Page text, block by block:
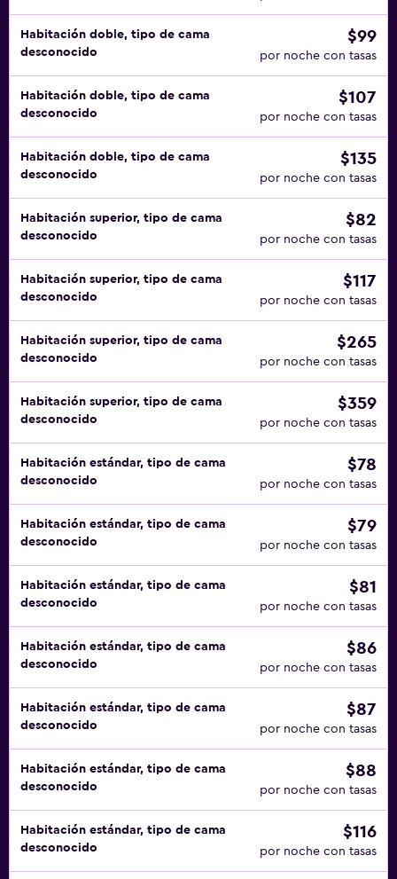
Habitación doble, tipo de cama
desconocido
$99
por noche con tasas
Habitación doble, tipo de cama
desconocido
$107
por noche con tasas
Habitación doble, tipo de cama
desconocido
$135
por noche con tasas
Habitación superior, tipo de cama
desconocido
$82
por noche con tasas
Habitación superior, tipo de cama
desconocido
$117
por noche con tasas
Habitación superior, tipo de cama
desconocido
$265
por noche con tasas
Habitación superior, tipo de cama
desconocido
$359
por noche con tasas
Habitación estándar, tipo de cama
desconocido
$78
por noche con tasas
Habitación estándar, tipo de cama
desconocido
$79
por noche con tasas
Habitación estándar, tipo de cama
desconocido
$81
por noche con tasas
Habitación estándar, tipo de cama
desconocido
$86
por noche con tasas
Habitación estándar, tipo de cama
desconocido
$87
por noche con tasas
Habitación estándar, tipo de cama
desconocido
$88
por noche con tasas
Habitación estándar, tipo de cama
desconocido
$116
por noche con tasas